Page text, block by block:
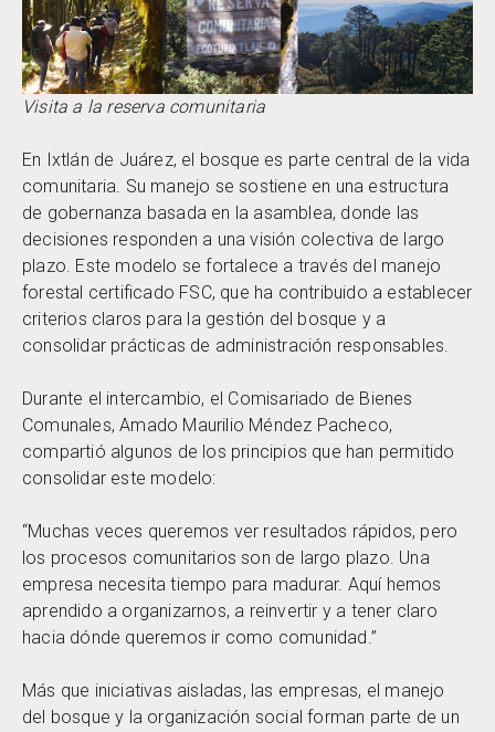
Visita a la reserva comunitaria
En Ixtlán de Juárez, el bosque es parte central de la vida
comunitaria. Su manejo se sostiene en una estructura
de gobernanza basada en la asamblea, donde las
decisiones responden a una visión colectiva de largo
plazo. Este modelo se fortalece a través del manejo
forestal certificado FSC, que ha contribuido a establecer
criterios claros para la gestión del bosque y a
consolidar prácticas de administración responsables.
Durante el intercambio, el Comisariado de Bienes
Comunales, Amado Maurilio Méndez Pacheco,
compartió algunos de los principios que han permitido
consolidar este modelo:
“Muchas veces queremos ver resultados rápidos, pero
los procesos comunitarios son de largo plazo. Una
empresa necesita tiempo para madurar. Aquí hemos
aprendido a organizarnos, a reinvertir y a tener claro
hacia dónde queremos ir como comunidad.”
Más que iniciativas aisladas, las empresas, el manejo
del bosque y la organización social forman parte de un